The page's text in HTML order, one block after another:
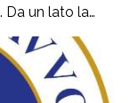
Da un lato la
luogo a
per
Schillaci,